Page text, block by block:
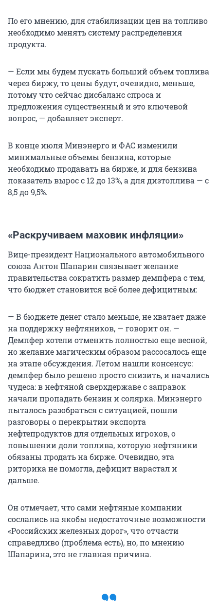
По его мнению, для стабилизации цен на топливо
необходимо менять систему распределения
продукта.
— Если мы будем пускать больший объем топлива
через биржу, то цены будут, очевидно, меньше,
потому что сейчас дисбаланс спроса и
предложения существенный и это ключевой
вопрос, — добавляет эксперт.
В конце июля Минэнерго и ФАС изменили
минимальные объемы бензина, которые
необходимо продавать на бирже, и для бензина
показатель вырос с 12 до 13%, а для дизтоплива — с
8,5 до 9,5%.
«Раскручиваем маховик инфляции»
Вице-президент Национального автомобильного
союза Антон Шапарин связывает желание
правительства сократить размер демпфера с тем,
что бюджет становится всё более дефицитным:
— В бюджете денег стало меньше, не хватает даже
на поддержку нефтяников, — говорит он. —
Демпфер хотели отменить полностью еще весной,
но желание магическим образом рассосалось еще
на этапе обсуждения. Летом нашли консенсус:
демпфер было решено просто снизить, и начались
чудеса: в нефтяной сверхдержаве с заправок
начали пропадать бензин и солярка. Минэнерго
пыталось разобраться с ситуацией, пошли
разговоры о перекрытии экспорта
нефтепродуктов для отдельных игроков, о
повышении доли топлива, которую нефтяники
обязаны продать на бирже. Очевидно, эта
риторика не помогла, дефицит нарастал и
дальше.
Он отмечает, что сами нефтяные компании
сослались на якобы недостаточные возможности
«Российских железных дорог», что отчасти
справедливо (проблема есть), но, по мнению
Шапарина, это не главная причина.